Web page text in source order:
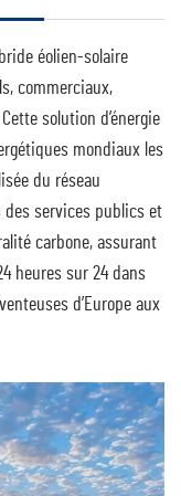
éolien-solaire
commerciaux,
solution d’énergie
mondiaux les
du réseau
des services publics et
carbone, assurant
heures sur 24 dans
d’Europe aux